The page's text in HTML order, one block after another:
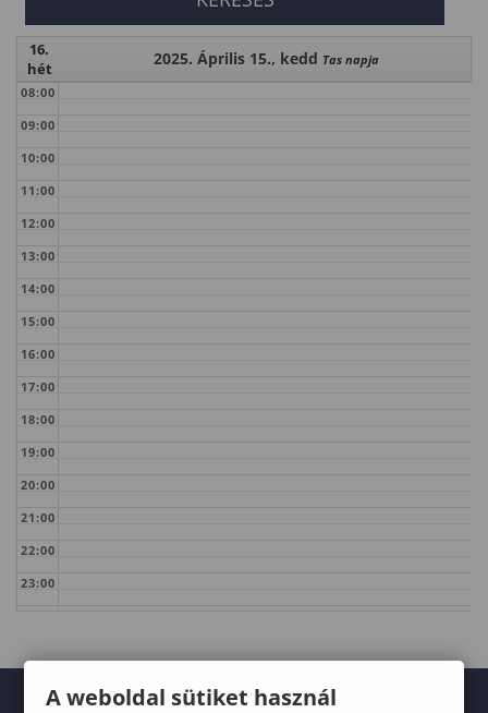
16.
hét
2025. Április 15., kedd Tas napja
08:00
09:00
10:00
11:00
12:00
13:00
14:00
15:00
16:00
17:00
18:00
19:00
20:00
21:00
22:00
23:00
A weboldal sütiket használ